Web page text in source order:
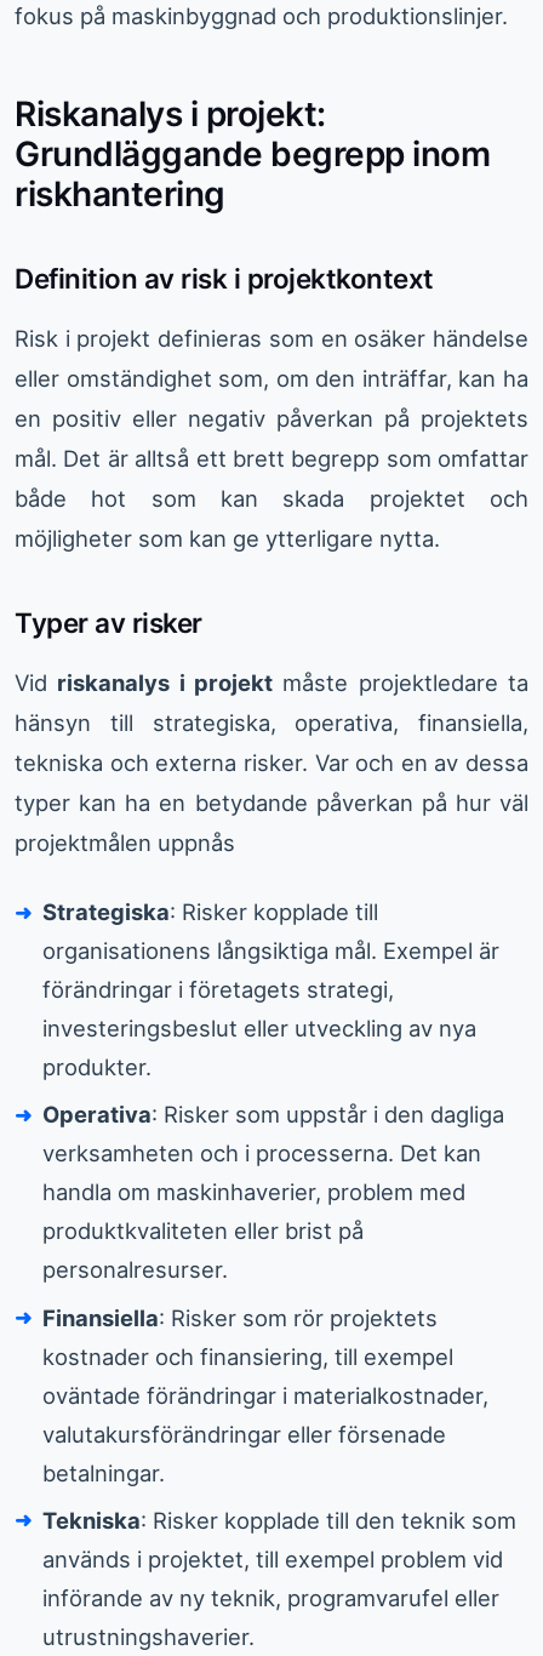
fokus på maskinbyggnad och produktionslinjer.
Riskanalys i projekt:
Grundläggande begrepp inom
riskhantering
Definition av risk i projektkontext
Risk i projekt definieras som en osäker händelse
eller omständighet som, om den inträffar, kan ha
en positiv eller negativ påverkan på projektets
mål. Det är alltså ett brett begrepp som omfattar
både hot som kan skada projektet och
möjligheter som kan ge ytterligare nytta.
Typer av risker
Vid riskanalys i projekt måste projektledare ta
hänsyn till strategiska, operativa, finansiella,
tekniska och externa risker. Var och en av dessa
typer kan ha en betydande påverkan på hur väl
projektmålen uppnås
Strategiska: Risker kopplade till
organisationens långsiktiga mål. Exempel är
förändringar i företagets strategi,
investeringsbeslut eller utveckling av nya
produkter.
Operativa: Risker som uppstår i den dagliga
verksamheten och i processerna. Det kan
handla om maskinhaverier, problem med
produktkvaliteten eller brist på
personalresurser.
Finansiella: Risker som rör projektets
kostnader och finansiering, till exempel
oväntade förändringar i materialkostnader,
valutakursförändringar eller försenade
betalningar.
Tekniska: Risker kopplade till den teknik som
används i projektet, till exempel problem vid
införande av ny teknik, programvarufel eller
utrustningshaverier.